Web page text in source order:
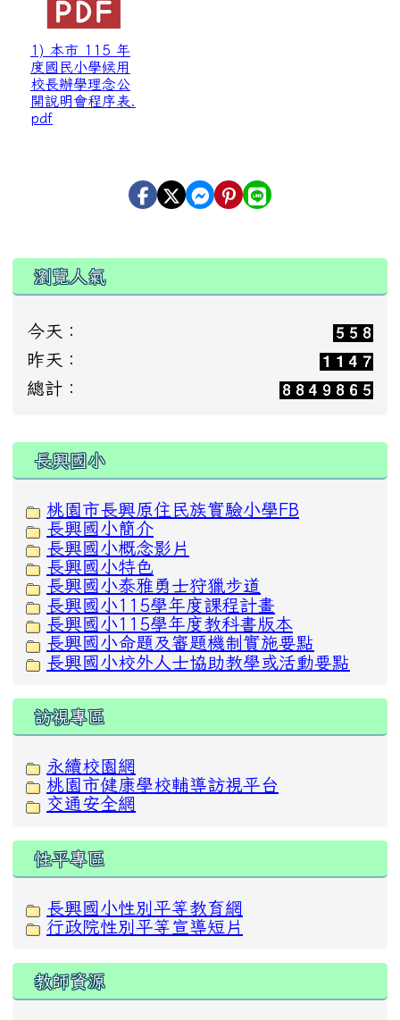
1) 本市 115 年
度國民小學候用
校長辦學理念公
開說明會程序表.
pdf
瀏覽人氣
今天：
昨天：
總計：
:::
長興國小
桃園市長興原住民族實驗小學FB
長興國小簡介
長興國小概念影片
長興國小特色
長興國小泰雅勇士狩獵步道
長興國小115學年度課程計畫
長興國小115學年度教科書版本
長興國小命題及審題機制實施要點
長興國小校外人士協助教學或活動要點
訪視專區
永續校園網
桃園市健康學校輔導訪視平台
交通安全網
性平專區
長興國小性別平等教育網
行政院性別平等宣導短片
教師資源